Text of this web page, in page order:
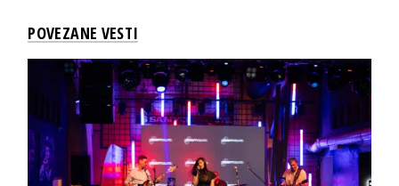
POVEZANE VESTI